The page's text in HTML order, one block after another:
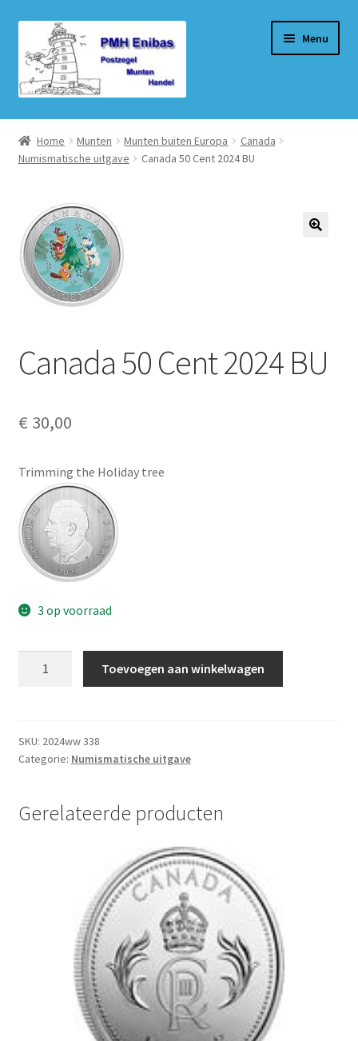
door
naar
navigatie
naar
de
inhoud
Menu
Home
Beurzen
Winkel
Winkelmand
Afrekenen
Alg. voorw.
Privacybeleid PMH Enibas
Home Munten Munten buiten Europa
Canada
Numismatische uitgave
Canada 50 Cent 2024 BU
Canada 50 Cent 2024 BU
€ 30,00
Trimming the Holiday tree
3 op voorraad
BU
aantal
Toevoegen aan winkelwagen
SKU: 2024ww 338
Categorie: Numismatische uitgave
Gerelateerde producten